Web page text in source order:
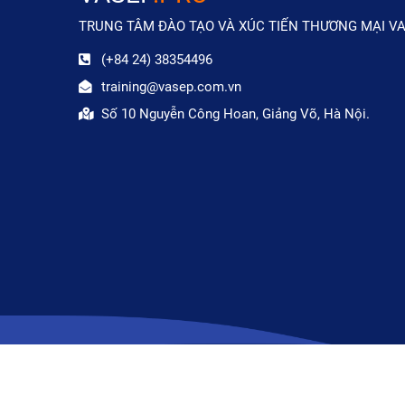
TRUNG TÂM ĐÀO TẠO VÀ XÚC TIẾN THƯƠNG MẠI
(+84 24) 38354496
training@vasep.com.vn
Số 10 Nguyễn Công Hoan, Giảng Võ, Hà Nội.